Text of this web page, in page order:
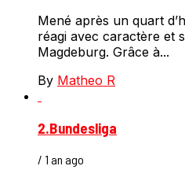
Mené après un quart
réagi avec caractère et
Magdeburg. Grâce à...
By Matheo R
2.Bundesliga
/ 1 an ago